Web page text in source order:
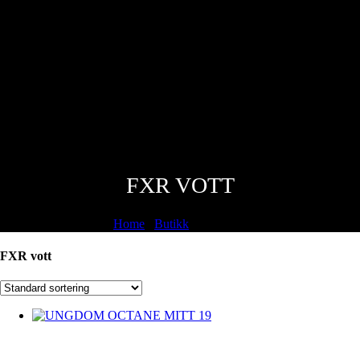
FXR VOTT
Home Butikk
FXR vott